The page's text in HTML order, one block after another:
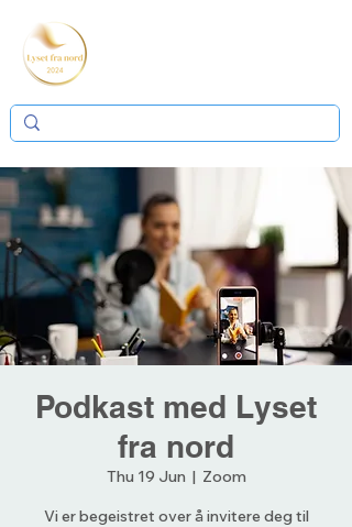
Podkast med Lyset
fra nord
Thu 19 Jun
  |
Zoom
Vi er begeistret over å invitere deg til